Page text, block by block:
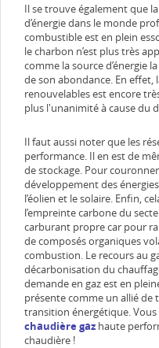
Il se trouve également que
d’énergie dans le monde
combustible est en plein
le charbon n’est plus très
comme la source d’énergie
de son abondance. En effet,
renouvelables est encore
plus l'unanimité à cause du
Il faut aussi noter que les
performance. Il en est de
de stockage. Pour
développement des
l’éolien et le solaire. Enfin,
l’empreinte carbone du
carburant propre car pour
de composés organiques
combustion. Le recours au
décarbonisation du
demande en gaz est en
présente comme un allié de
transition énergétique.
chaudière gaz haute
chaudière !